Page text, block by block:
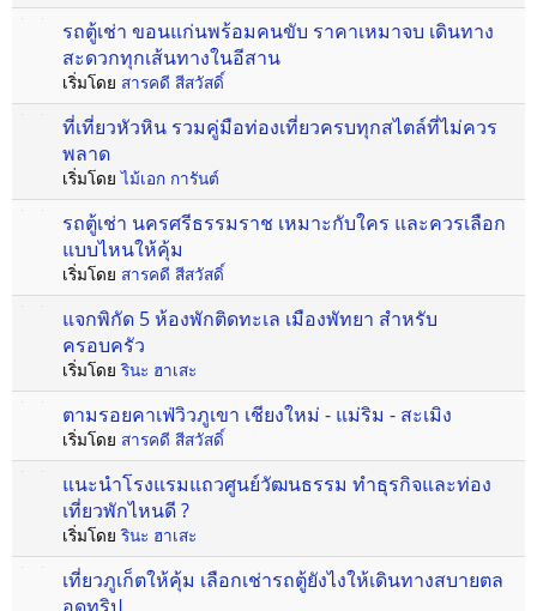
รถตู้เช่า ขอนแก่นพร้อมคนขับ ราคาเหมาจบ เดินทาง
สะดวกทุกเส้นทางในอีสาน
เริ่มโดย สารคดี สีสวัสดิ์
ที่เที่ยวหัวหิน รวมคู่มือท่องเที่ยวครบทุกสไตล์ที่ไม่ควร
พลาด
เริ่มโดยไม้เอก การันต์
รถตู้เช่า นครศรีธรรมราช เหมาะกับใคร และควรเลือก
แบบไหนให้คุ้ม
เริ่มโดย สารคดี สีสวัสดิ์
แจกพิกัด 5 ห้องพักติดทะเล เมืองพัทยา สำหรับ
ครอบครัว
เริ่มโดยรินะ ฮาเสะ
ตามรอยคาเฟ่วิวภูเขา เชียงใหม่ - แม่ริม - สะเมิง
เริ่มโดย สารคดี สีสวัสดิ์
แนะนำโรงแรมแถวศูนย์วัฒนธรรม ทำธุรกิจและท่อง
เที่ยวพักไหนดี ?
เริ่มโดยรินะ ฮาเสะ
เที่ยวภูเก็ตให้คุ้ม เลือกเช่ารถตู้ยังไงให้เดินทางสบายตล